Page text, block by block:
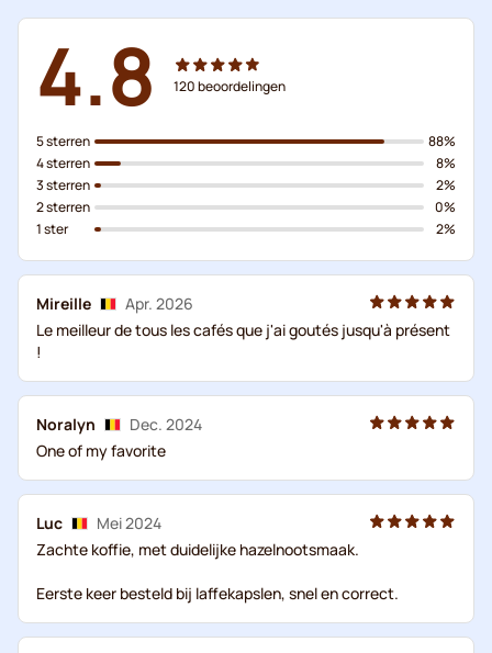
4.8 120beoordelingen
5 sterren
4 sterren
3 sterren
2 sterren
1 ster
88%
8%
2%
0%
2%
Mireille
Apr. 2026
Le meilleur de tous les cafés que j'ai goutés jusqu'à présent
!
Noralyn
Dec. 2024
One of my favorite
Luc
Mei 2024
Zachte koffie, met duidelijke hazelnootsmaak.
Eerste keer besteld bij laffekapslen, snel en correct.